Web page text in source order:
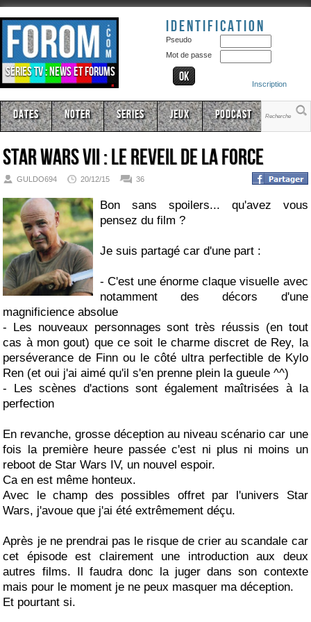
Séries TV : news et forums
Identification
Pseudo
Mot de passe
Inscription
Dates Noter Series Jeux Podcast
Star Wars VII : Le reveil de la force
GULDO694 20/12/15 36
Bon sans spoilers... qu'avez vous
pensez du film ?
Je suis partagé car d'une part :
- C'est une énorme claque visuelle avec
notamment des décors d'une
magnificience absolue
- Les nouveaux personnages sont très réussis (en tout
cas à mon gout) que ce soit le charme discret de Rey, la
perséverance de Finn ou le côté ultra perfectible de Kylo
Ren (et oui j'ai aimé qu'il s'en prenne plein la gueule ^^)
- Les scènes d'actions sont également maîtrisées à la
perfection
En revanche, grosse déception au niveau scénario car une
fois la première heure passée c'est ni plus ni moins un
reboot de Star Wars IV, un nouvel espoir.
Ca en est même honteux.
Avec le champ des possibles offret par l'univers Star
Wars, j'avoue que j'ai été extrêmement déçu.
Après je ne prendrai pas le risque de crier au scandale car
cet épisode est clairement une introduction aux deux
autres films. Il faudra donc la juger dans son contexte
mais pour le moment je ne peux masquer ma déception.
Et pourtant si.
36 REPONSES :
gigatoaster
Expérience frustrante de mon côté...
monsieur_ji
Je ne suis pas sûr de réussir...
monsieur_ji
roolmapool
Bon... je vous trouve plus que...
monsieur_ji@Roolmapool
roolmapool